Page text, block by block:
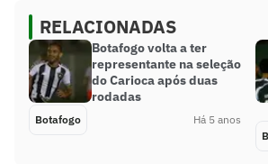
RELACIONADAS
Botafogo volta a ter
representante na seleção
do Carioca após duas
rodadas
Botafogo Há 5 anos